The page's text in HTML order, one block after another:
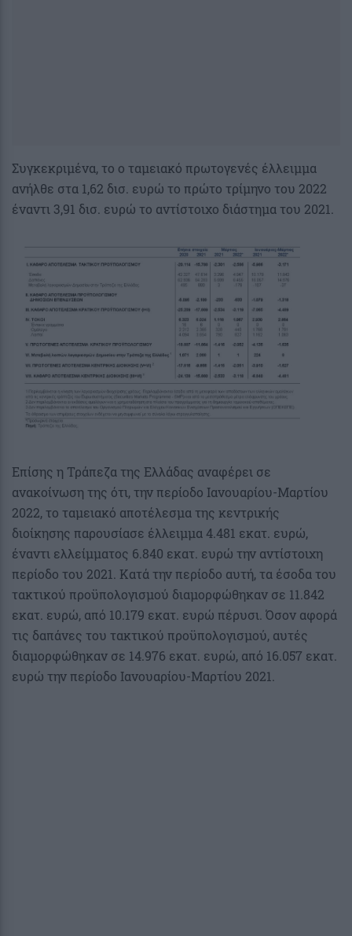
Συγκεκριμένα, το ο ταμειακό πρωτογενές έλλειμμα
ανήλθε στα 1,62 δισ. ευρώ το πρώτο τρίμηνο του 2022
έναντι 3,91 δισ. ευρώ το αντίστοιχο διάστημα του 2021.
Επίσης η Τράπεζα της Ελλάδας αναφέρει σε
ανακοίνωση της ότι, την περίοδο Ιανουαρίου-Μαρτίου
2022, το ταμειακό αποτέλεσμα της κεντρικής
διοίκησης παρουσίασε έλλειμμα 4.481 εκατ. ευρώ,
έναντι ελλείμματος 6.840 εκατ. ευρώ την αντίστοιχη
περίοδο του 2021. Κατά την περίοδο αυτή, τα έσοδα του
τακτικού προϋπολογισμού διαμορφώθηκαν σε 11.842
εκατ. ευρώ, από 10.179 εκατ. ευρώ πέρυσι. Όσον αφορά
τις δαπάνες του τακτικού προϋπολογισμού, αυτές
διαμορφώθηκαν σε 14.976 εκατ. ευρώ, από 16.057 εκατ.
ευρώ την περίοδο Ιανουαρίου-Μαρτίου 2021.